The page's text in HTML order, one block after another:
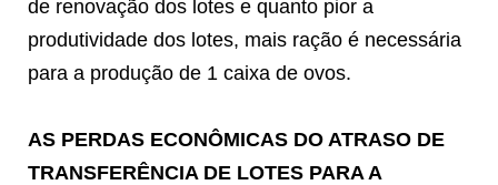
de renovação dos lotes e quanto pior a
produtividade dos lotes, mais ração é necessária
para a produção de 1 caixa de ovos.
AS PERDAS ECONÔMICAS DO ATRASO DE
TRANSFERÊNCIA DE LOTES PARA A